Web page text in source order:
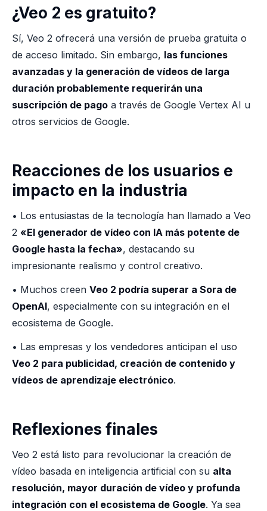
¿Veo 2 es gratuito?
Sí, Veo 2 ofrecerá una versión de prueba gratuita o
de acceso limitado. Sin embargo, las funciones
avanzadas y la generación de vídeos de larga
duración probablemente requerirán una
suscripción de pago a través de Google Vertex AI u
otros servicios de Google.
Reacciones de los usuarios e
impacto en la industria
• Los entusiastas de la tecnología han llamado a Veo
2 «El generador de vídeo con IA más potente de
Google hasta la fecha», destacando su
impresionante realismo y control creativo.
• Muchos creen Veo 2 podría superar a Sora de
OpenAI, especialmente con su integración en el
ecosistema de Google.
• Las empresas y los vendedores anticipan el uso
Veo 2 para publicidad, creación de contenido y
vídeos de aprendizaje electrónico.
Reflexiones finales
Veo 2 está listo para revolucionar la creación de
vídeo basada en inteligencia artificial con su alta
resolución, mayor duración de vídeo y profunda
integración con el ecosistema de Google. Ya sea